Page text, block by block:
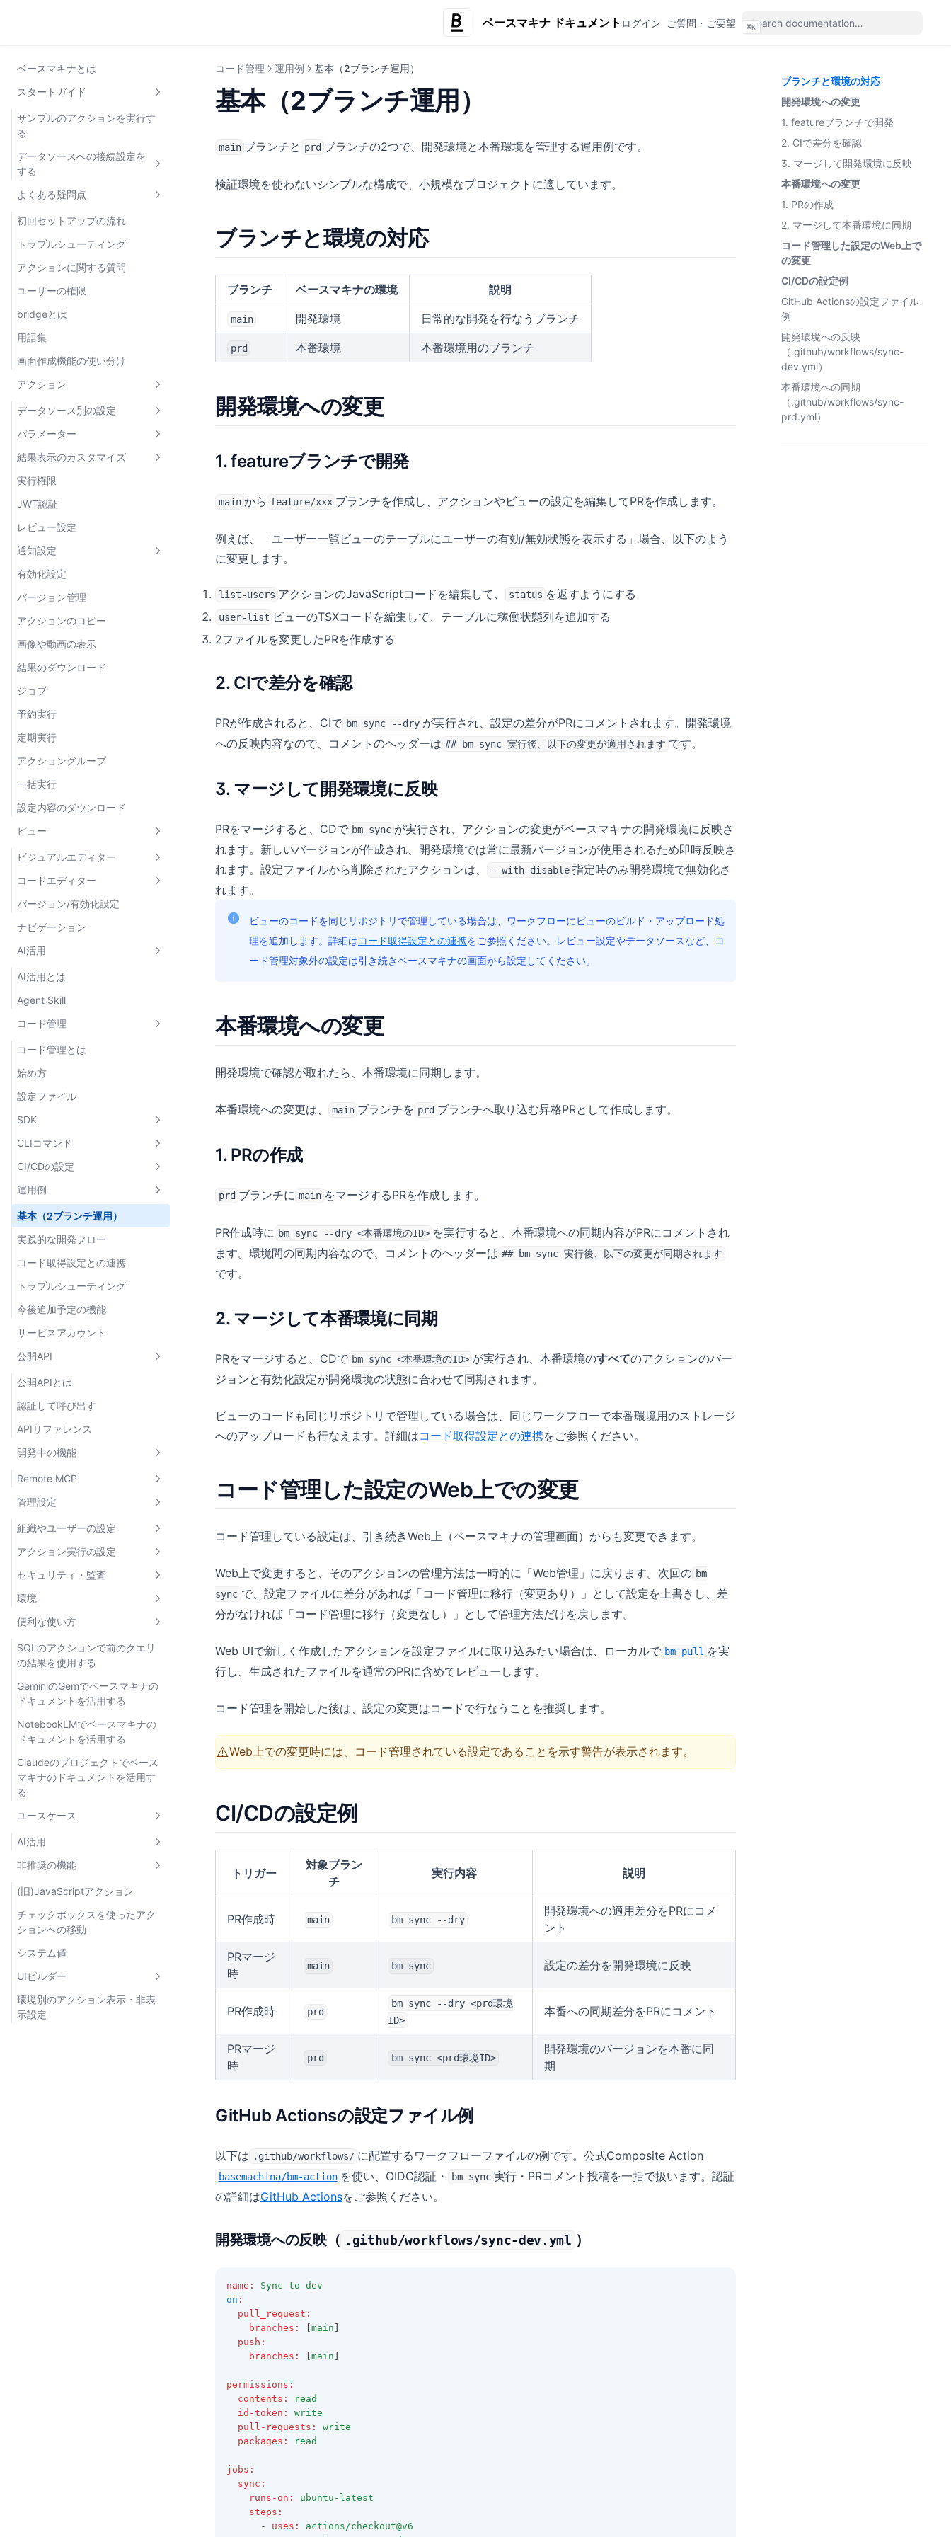
ベースマキナ ドキュメント ログイン (opens in a new tab)
ご質問・ご要望 (opens in a new tab)
⌘K
ベースマキナとは
スタートガイド
サンプルのアクションを実行す
る
データソースへの接続設定を
する
開発環境と本番環境を登録する
ファイアウォールを設定する
HTTP API/gRPCのデータソース
よくある疑問点
初回セットアップの流れ
トラブルシューティング
アクションに関する質問
ユーザーの権限
bridgeとは
用語集
画面作成機能の使い分け
アクション
データソース別の設定
MySQL
PostgreSQL
Firestore
HTTP API
データソースの設定
アクションの設定
リクエストタイプ別の設定
JSON
raw
form-data
x-www-form-urlencoded
GraphQL
gRPC
Google スプレッドシート
Amazon S3
Google Cloud Storage
JavaScript
エラーハンドリング
組み込み関数
executeAction
createActionJob
createReviewRequest
wait
型定義ファイルのダウンロード
Amazon Athena
データソースの設定
アクションの設定
各データ型の値の扱い
BigQuery
データソースの設定
アクションの設定
各データ型の値の扱い
Snowflake
データソースの設定
アクションの設定
各データ型の値の扱い
パラメーター
パラメーターとは
テキスト
数値
日付
ファイル
真偽値
配列
タプル
JSON値
SQL
複数の選択肢
マスターデータ取得設定
事前定義パラメーター
変数・シークレット
結果表示のカスタマイズ
結果を加工する
結果の加工に使える値
ページネーション
組み込み関数
linkToAction
linkToView
linkToActionGroup
linkToURL
image
実行権限
JWT認証
レビュー設定
通知設定
Slack連携
レビュー依頼・承認のSlack連携
通知方法の管理
アクションの通知設定
有効化設定
バージョン管理
アクションのコピー
画像や動画の表示
結果のダウンロード
ジョブ
予約実行
定期実行
アクショングループ
一括実行
設定内容のダウンロード
ビュー
ビジュアルエディター
コンポーネント
フォーム
テーブル
詳細テーブル
タブグループ
式
結果の加工
ページ設定
クエリパラメーター設定
コードエディター
レイアウト
Card
Box
Grid
Flexbox
HStack / VStack
Drawer
データ表示
Table
DescriptionList
Stat
Chart
フォーム
Form
Button
TextInput
Textarea
Select
DatePicker
DateTimePicker
Checkbox
FileInput
Input
リンク
Link
ActionLink
ViewLink
画像・動画
Image
Video
Avatar
関数
useExecuteAction
useExecuteActionLazy
executeAction
openLink
openActionLink
openViewLink
useBaseMachinaContext
useURLQueries
copyToClipboard
showSuccessToast /
その他
Accordion
Alert
Badge
ClipboardButton
Heading
LoadingIndicator
Pagination
PaginationPageText
外部ライブラリ
Git管理
型定義ファイルのダウンロード
バージョン/有効化設定
ナビゲーション
AI活用
AI活用とは
Agent Skill
コード管理
コード管理とは
始め方
設定ファイル
SDK
defineConfig
defineAction
readFile
CLIコマンド
bm login
bm print-access-token
bm sync
bm pull
CI/CDの設定
概要
GitHub Actions
GitLab CI
運用例
基本（2ブランチ運用）
実践的な開発フロー
コード取得設定との連携
トラブルシューティング
今後追加予定の機能
サービスアカウント
公開API
公開APIとは
認証して呼び出す
APIリファレンス
開発中の機能
Remote MCP
Remote MCPとは
クライアントを接続する
アクションを実行する
管理設定
組織やユーザーの設定
企業アカウントのユーザー管理
企業アカウントの管理者権限
プロジェクトユーザーの管理
グループ
プロジェクトの作成・更新
アクション実行の設定
IPホワイトリスト
通知設定
セキュリティ・監査
監査ログ
CSVファイル出力
ストリーミング
Amazon S3
SAML SSO
多要素認証（MFA）
IPアドレス制限
認証ポリシー
環境
環境とは
開発環境
環境別のデータソース設定
環境別の利用制限
環境別のIPアドレス制限
便利な使い方
SQLのアクションで前のクエリ
の結果を使用する
GeminiのGemでベースマキナの
ドキュメントを活用する
NotebookLMでベースマキナの
ドキュメントを活用する
Claudeのプロジェクトでベース
マキナのドキュメントを活用す
る
ユースケース
AI活用
AIプラットフォームへの接続
サポート対応時のユーザーサマ
コンテンツの審査自動化
マスターデータの多言語翻訳
非推奨の機能
(旧)JavaScriptアクション
チェックボックスを使ったアク
ションへの移動
システム値
UIビルダー
UIビルダーとは
環境別のアクション表示・非表
示設定
ブランチと環境の対応
開発環境への変更
1. featureブランチで開発
2. CIで差分を確認
3. マージして開発環境に反映
本番環境への変更
1. PRの作成
2. マージして本番環境に同期
コード管理した設定のWeb上で
の変更
CI/CDの設定例
GitHub Actionsの設定ファイル
例
開発環境への反映
（.github/workflows/sync-
dev.yml）
本番環境への同期
（.github/workflows/sync-
prd.yml）
コード管理 運用例 基本（2ブランチ運用）
基本（2ブランチ運用）
main ブランチと prd ブランチの2つで、開発環境と本番環境を管理する運用例です。
検証環境を使わないシンプルな構成で、小規模なプロジェクトに適しています。
ブランチと環境の対応
ブランチ ベースマキナの環境 説明
main 開発環境 日常的な開発を行なうブランチ
prd 本番環境 本番環境用のブランチ
開発環境への変更
1. featureブランチで開発
main から feature/xxx ブランチを作成し、アクションやビューの設定を編集してPRを作成します。
例えば、「ユーザー一覧ビューのテーブルにユーザーの有効/無効状態を表示する」場合、以下のよう
に変更します。
list-users アクションのJavaScriptコードを編集して、 status を返すようにする
user-list ビューのTSXコードを編集して、テーブルに稼働状態列を追加する
2ファイルを変更したPRを作成する
2. CIで差分を確認
PRが作成されると、CIで bm sync --dry が実行され、設定の差分がPRにコメントされます。開発環境
への反映内容なので、コメントのヘッダーは ## bm sync 実行後、以下の変更が適用されます です。
3. マージして開発環境に反映
PRをマージすると、CDで bm sync が実行され、アクションの変更がベースマキナの開発環境に反映さ
れます。新しいバージョンが作成され、開発環境では常に最新バージョンが使用されるため即時反映さ
れます。設定ファイルから削除されたアクションは、
--with-disable 指定時のみ開発環境で無効化さ
れます。
ビューのコードを同じリポジトリで管理している場合は、ワークフローにビューのビルド・アップロード処
理を追加します。詳細はコード取得設定との連携をご参照ください。レビュー設定やデータソースなど、コ
ード管理対象外の設定は引き続きベースマキナの画面から設定してください。
本番環境への変更
開発環境で確認が取れたら、本番環境に同期します。
本番環境への変更は、 main ブランチを prd ブランチへ取り込む昇格PRとして作成します。
1. PRの作成
prd ブランチに main をマージするPRを作成します。
PR作成時に bm sync --dry <本番環境のID> を実行すると、本番環境への同期内容がPRにコメントされ
ます。環境間の同期内容なので、コメントのヘッダーは ## bm sync 実行後、以下の変更が同期されます
です。
2. マージして本番環境に同期
PRをマージすると、CDで bm sync <本番環境のID> が実行され、本番環境のすべてのアクションのバー
ジョンと有効化設定が開発環境の状態に合わせて同期されます。
ビューのコードも同じリポジトリで管理している場合は、同じワークフローで本番環境用のストレージ
へのアップロードも行なえます。詳細はコード取得設定との連携をご参照ください。
コード管理した設定のWeb上での変更
コード管理している設定は、引き続きWeb上（ベースマキナの管理画面）からも変更できます。
Web上で変更すると、そのアクションの管理方法は一時的に「Web管理」に戻ります。次回の bm
sync で、設定ファイルに差分があれば「コード管理に移行（変更あり）」として設定を上書きし、差
分がなければ「コード管理に移行（変更なし）」として管理方法だけを戻します。
Web UIで新しく作成したアクションを設定ファイルに取り込みたい場合は、ローカルで bm pull を実
行し、生成されたファイルを通常のPRに含めてレビューします。
コード管理を開始した後は、設定の変更はコードで行なうことを推奨します。
⚠️Web上での変更時には、コード管理されている設定であることを示す警告が表示されます。
CI/CDの設定例
トリガー
対象ブラン
チ
実行内容 説明
PR作成時 main bm sync --dry
開発環境への適用差分をPRにコメ
ント
PRマージ
時
main bm sync 設定の差分を開発環境に反映
PR作成時 prd
bm sync --dry <prd環境
ID>
本番への同期差分をPRにコメント
PRマージ
時
prd bm sync <prd環境ID>
開発環境のバージョンを本番に同
期
GitHub Actionsの設定ファイル例
以下は .github/workflows/ に配置するワークフローファイルの例です。公式Composite Action
basemachina/bm-action (opens in a new tab)
を使い、OIDC認証・ bm sync 実行・PRコメント投稿を一括で扱います。認証
の詳細はGitHub Actionsをご参照ください。
開発環境への反映（ .github/workflows/sync-dev.yml ）
name :
Sync to dev
on :
pull_request :
branches : main
push :
branches : main
permissions :
contents :
read
id-token :
write
pull-requests :
write
packages : read
jobs :
sync :
runs-on :
ubuntu-latest
steps :
      -
uses :
actions/checkout@v6